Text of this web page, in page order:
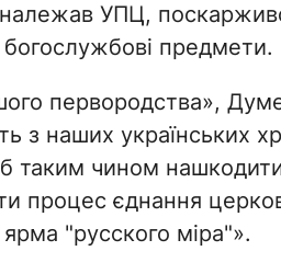
належав УПЦ,
предмети.
первородства»,
з наших українських
б таким чином
процес єднання
ярма "русского міра"».